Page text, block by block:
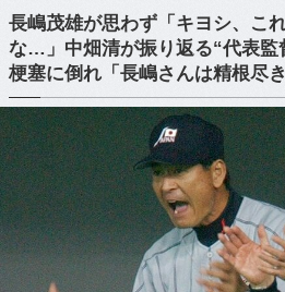
長嶋茂雄が思わず「キヨシ、こ
な…」中畑清が振り返る“代表
梗塞に倒れ「長嶋さんは精根尽き